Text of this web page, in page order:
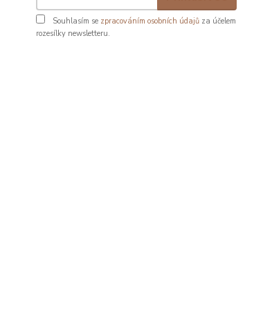
Souhlasím se zpracováním osobních údajů za účelem
rozesílky newsletteru.